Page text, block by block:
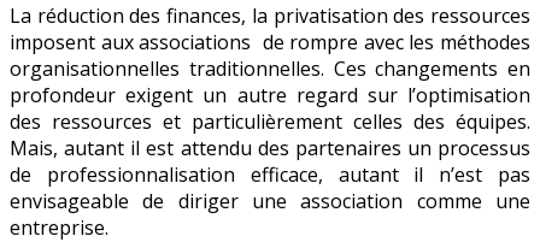
La réduction des finances, la privatisation des ressources
imposent aux associations de rompre avec les méthodes
organisationnelles traditionnelles. Ces changements en
profondeur exigent un autre regard sur l’optimisation
des ressources et particulièrement celles des équipes.
Mais, autant il est attendu des partenaires un processus
de professionnalisation efficace, autant il n’est pas
envisageable de diriger une association comme une
entreprise.